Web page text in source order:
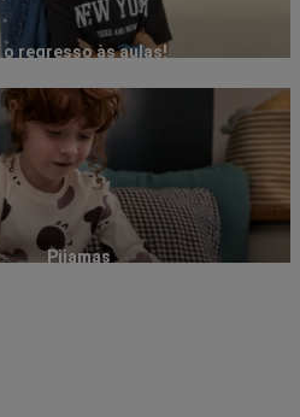
o regresso às aulas!
Pijamas